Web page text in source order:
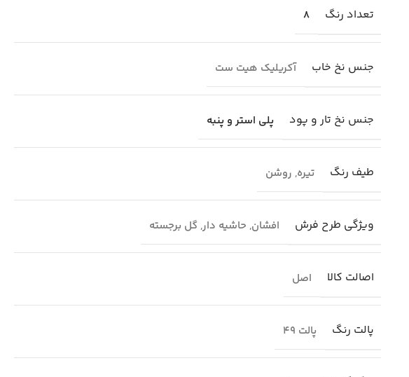
تعداد رنگ 8
جنس نخ خاب آکریلیک هیت ست
جنس نخ تار و پود پلی استر و پنبه
طیف رنگ تیره, روشن
ویژگی طرح فرش افشان, حاشیه دار, گل برجسته
اصالت کالا اصل
پالت رنگ پالت 49